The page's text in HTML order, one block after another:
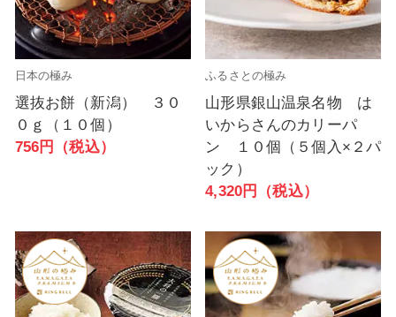
日本の極み
選抜お餅（新潟） ３０
０ｇ（１０個）
756円（税込）
ふるさとの極み
山形県銀山温泉名物 は
いからさんのカリーパ
ン １０個（５個入×２パ
ック）
4,320円（税込）